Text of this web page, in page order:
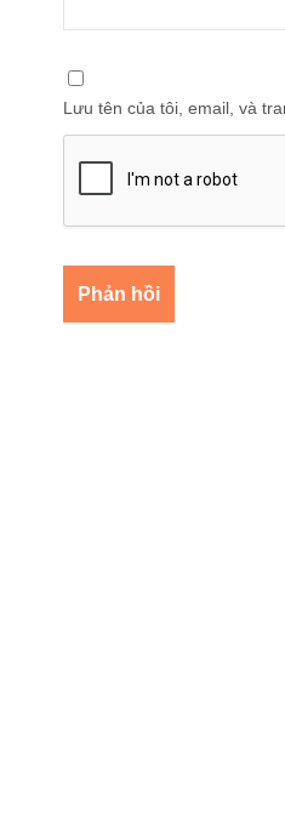
Lưu tên của tôi, email, và